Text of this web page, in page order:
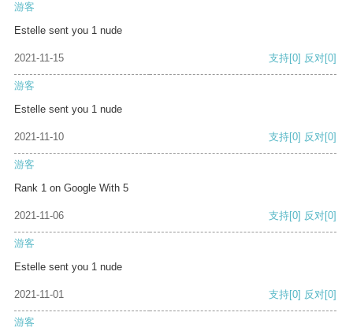
游客
Estelle sent you 1 nude
2021-11-15 支持[0] 反对[0]
游客
Estelle sent you 1 nude
2021-11-10 支持[0] 反对[0]
游客
Rank 1 on Google With 5
2021-11-06 支持[0] 反对[0]
游客
Estelle sent you 1 nude
2021-11-01 支持[0] 反对[0]
游客